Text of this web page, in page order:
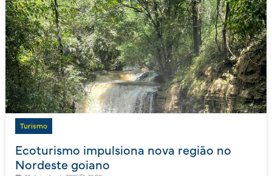
Turismo
Ecoturismo impulsiona nova região no
Nordeste goiano